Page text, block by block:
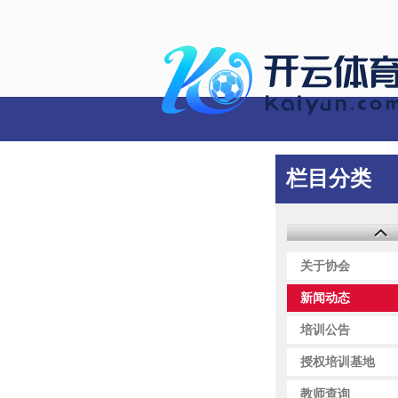
栏目分类
关于协会
新闻动态
培训公告
授权培训基地
教师查询